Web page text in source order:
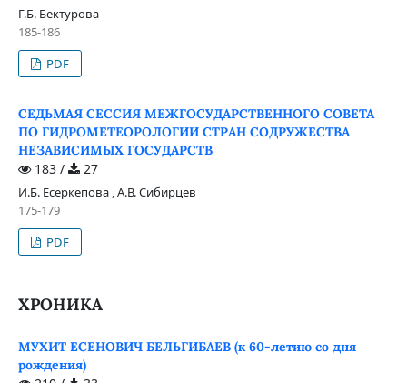
Г.Б. Бектурова
185-186
PDF
СЕДЬМАЯ СЕССИЯ МЕЖГОСУДАРСТВЕННОГО СОВЕТА
ПО ГИДРОМЕТЕОРОЛОГИИ СТРАН СОДРУЖЕСТВА
НЕЗАВИСИМЫХ ГОСУДАРСТВ
183 / 27
И.Б. Есеркепова , А.В. Сибирцев
175-179
PDF
ХРОНИКА
МУХИТ ЕСЕНОВИЧ БЕЛЬГИБАЕВ (к 60-летию со дня
рождения)